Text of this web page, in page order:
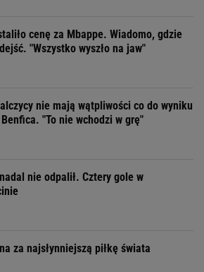
cenę za Mbappe. Wiadomo, gdzie
"Wszystko wyszło na jaw"
nie mają wątpliwości co do wyniku
"To nie wchodzi w grę"
nie odpalił. Cztery gole w
za najsłynniejszą piłkę świata